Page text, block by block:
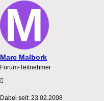
Marc Malbork
Forum-Teilnehmer
Dabei seit: 23.02.2008